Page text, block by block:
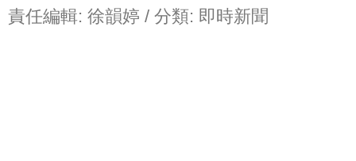
責任編輯: 徐韻婷 / 分類: 即時新聞